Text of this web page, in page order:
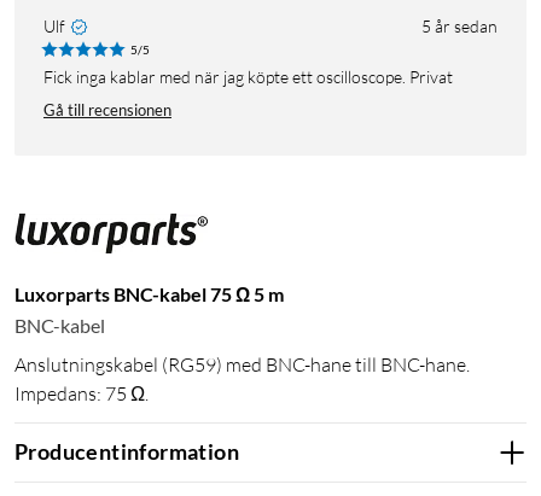
Ulf 5 år sedan
5/5
Fick inga kablar med när jag köpte ett oscilloscope. Privat
Gå till recensionen
Luxorparts BNC-kabel 75 Ω 5 m
BNC-kabel
Anslutningskabel (RG59) med BNC-hane till BNC-hane.
Impedans: 75 Ω.
Producentinformation